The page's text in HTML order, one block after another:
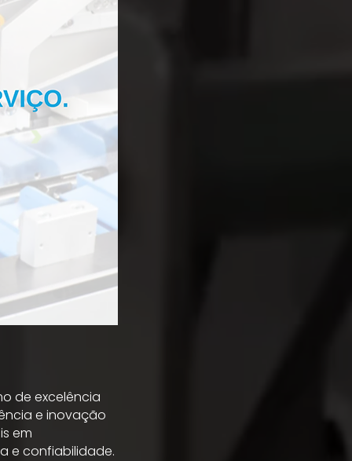
de excelência
e inovação
em
e confiabilidade.